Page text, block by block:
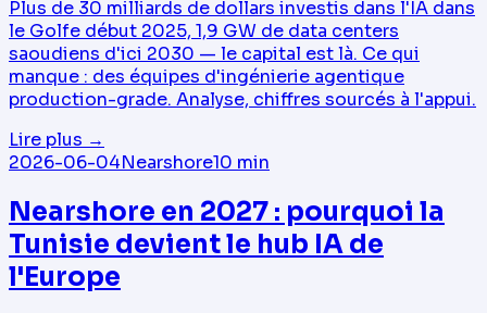
Plus de 30 milliards de dollars investis dans l'IA dans
le Golfe début 2025, 1,9 GW de data centers
saoudiens d'ici 2030 — le capital est là. Ce qui
manque : des équipes d'ingénierie agentique
production-grade. Analyse, chiffres sourcés à l'appui.
Lire plus →
2026-06-04Nearshore10 min
Nearshore en 2027 : pourquoi la
Tunisie devient le hub IA de
l'Europe